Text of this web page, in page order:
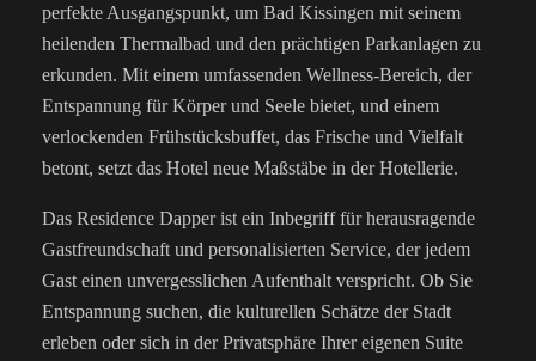
perfekte Ausgangspunkt, um Bad Kissingen mit seinem
heilenden Thermalbad und den prächtigen Parkanlagen zu
erkunden. Mit einem umfassenden Wellness-Bereich, der
Entspannung für Körper und Seele bietet, und einem
verlockenden Frühstücksbuffet, das Frische und Vielfalt
betont, setzt das Hotel neue Maßstäbe in der Hotellerie.
Das Residence Dapper ist ein Inbegriff für herausragende
Gastfreundschaft und personalisierten Service, der jedem
Gast einen unvergesslichen Aufenthalt verspricht. Ob Sie
Entspannung suchen, die kulturellen Schätze der Stadt
erleben oder sich in der Privatsphäre Ihrer eigenen Suite